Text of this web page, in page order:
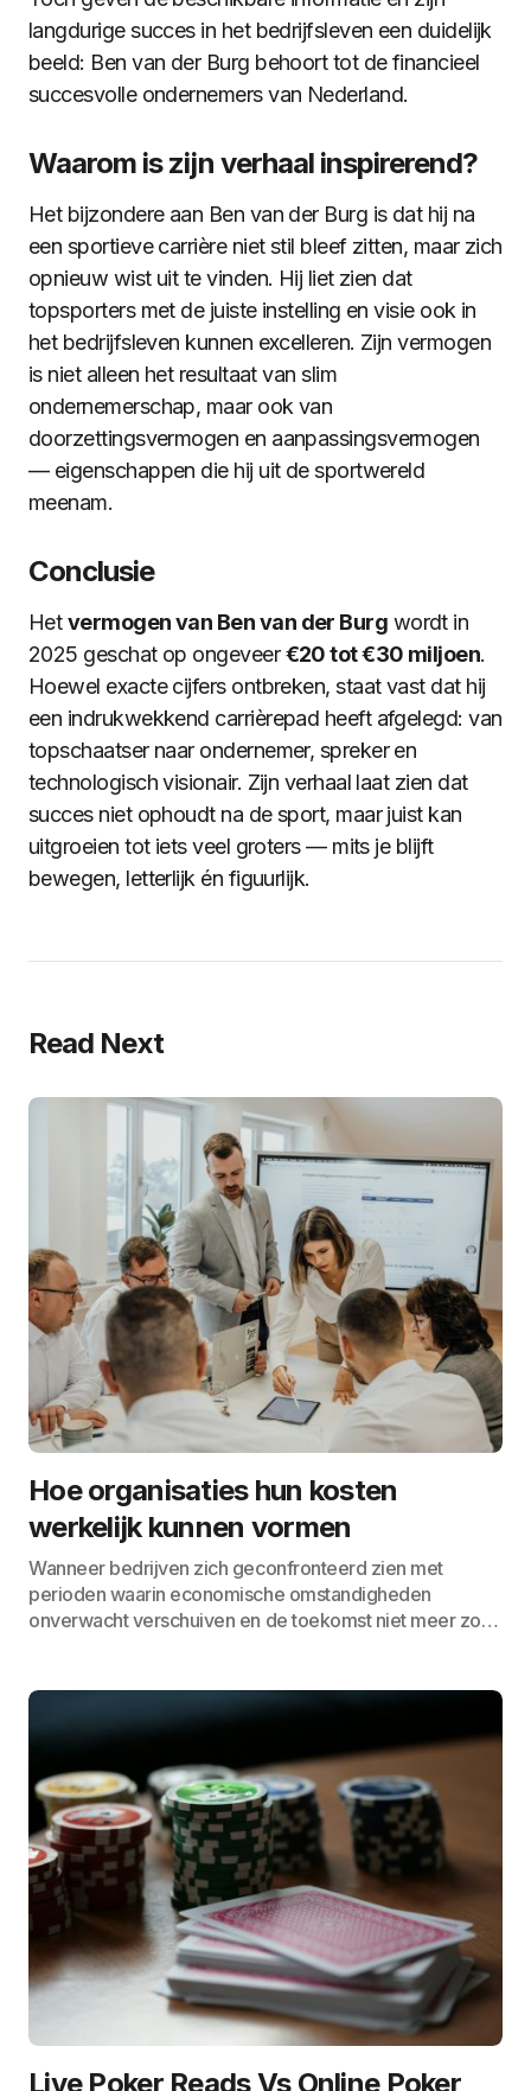
langdurige succes in het bedrijfsleven een duidelijk
beeld: Ben van der Burg behoort tot de financieel
succesvolle ondernemers van Nederland.
Waarom is zijn verhaal inspirerend?
Het bijzondere aan Ben van der Burg is dat hij na
een sportieve carrière niet stil bleef zitten, maar zich
opnieuw wist uit te vinden. Hij liet zien dat
topsporters met de juiste instelling en visie ook in
het bedrijfsleven kunnen excelleren. Zijn vermogen
is niet alleen het resultaat van slim
ondernemerschap, maar ook van
doorzettingsvermogen en aanpassingsvermogen
— eigenschappen die hij uit de sportwereld
meenam.
Conclusie
Hetvermogen van Ben van der Burg wordt in
2025 geschat op ongeveer€20 tot €30 miljoen.
Hoewel exacte cijfers ontbreken, staat vast dat hij
een indrukwekkend carrièrepad heeft afgelegd: van
topschaatser naar ondernemer, spreker en
technologisch visionair. Zijn verhaal laat zien dat
succes niet ophoudt na de sport, maar juist kan
uitgroeien tot iets veel groters — mits je blijft
bewegen, letterlijk én figuurlijk.
Read Next
Hoe organisaties hun kosten
werkelijk kunnen vormen
Wanneer bedrijven zich geconfronteerd zien met
perioden waarin economische omstandigheden
onverwacht verschuiven en de toekomst niet meer zo…
Live Poker Reads Vs Online Poker